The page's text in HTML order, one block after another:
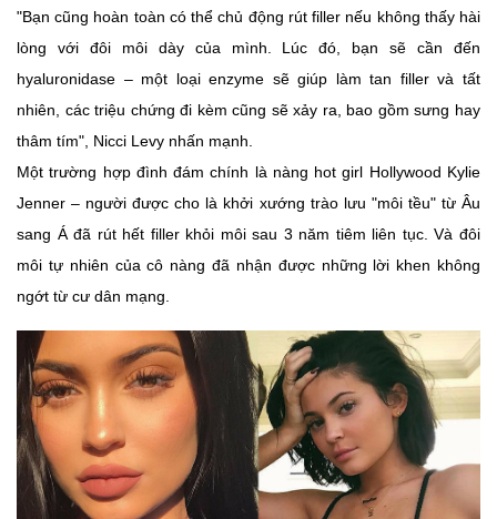
"Bạn cũng hoàn toàn có thể chủ động rút filler nếu không thấy hài
lòng với đôi môi dày của mình. Lúc đó, bạn sẽ cần đến
hyaluronidase – một loại enzyme sẽ giúp làm tan filler và tất
nhiên, các triệu chứng đi kèm cũng sẽ xảy ra, bao gồm sưng hay
thâm tím", Nicci Levy nhấn mạnh.
Một trường hợp đình đám chính là nàng hot girl Hollywood Kylie
Jenner – người được cho là khởi xướng trào lưu "môi tều" từ Âu
sang Á đã rút hết filler khỏi môi sau 3 năm tiêm liên tục. Và đôi
môi tự nhiên của cô nàng đã nhận được những lời khen không
ngớt từ cư dân mạng.